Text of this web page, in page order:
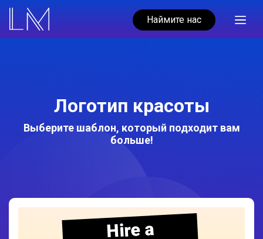
Наймите нас
Логотип красоты
Выберите шаблон, который подходит вам
больше!
Hire a